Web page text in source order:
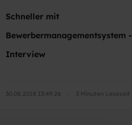
Schneller mit
Bewerbermanagementsystem -
Interview
30.08.2018 13:49:26 3 Minuten Lesezeit